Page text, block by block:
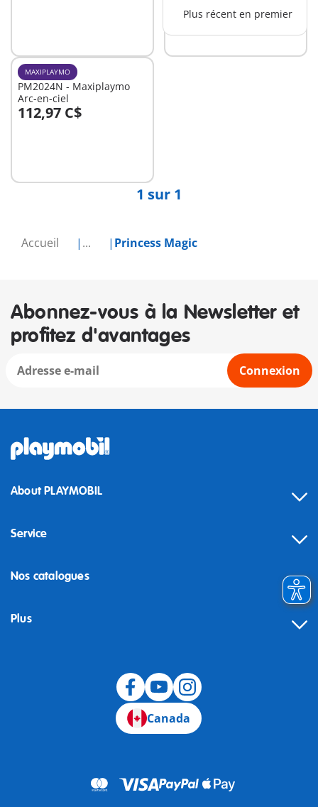
Accueil ... Princess Magic
Plus récent en premier
MAXIPLAYMO
PM2024N - Maxiplaymo
Arc-en-ciel
112,97 C$
Au panier
1 sur 1
Abonnez-vous à la Newsletter et
profitez d'avantages
Connexion
About PLAYMOBIL
Service
Nos catalogues
Plus
Canada